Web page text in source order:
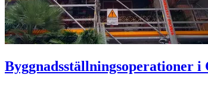
Byggnadsställningsoperationer i